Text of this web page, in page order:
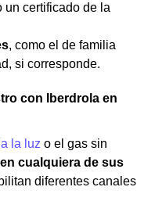
un certificado de la
, como el de familia
si corresponde.
con Iberdrola en
la luz o el gas sin
en cualquiera de sus
diferentes canales